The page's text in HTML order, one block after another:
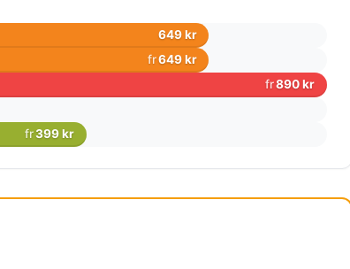
649 kr
fr649 kr
fr890 kr
fr399 kr